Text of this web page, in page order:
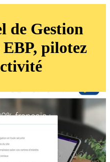
de Gestion
pilotez